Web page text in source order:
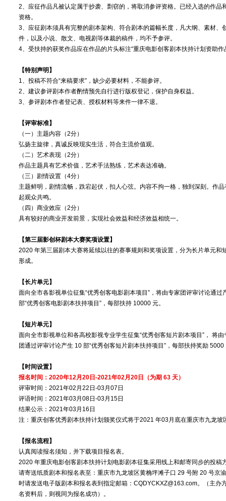
2、应征作品凡被认定属于抄袭、剽窃的，将取消参评资格。已经入选的作品
资格。
3、应征剧本须具有完整的剧本架构、符合剧本的篇幅长度，凡大纲、素材、
件，以及小说、散文、电视剧等体裁的稿件，均不予参评。
4、受扶持的获奖作品应在作品的片头标注“重庆电影创客剧本扶持计划资助作
【特别声明】
1、投稿不符合“来稿要求”，缺少必要材料，不能参评。
2、建议参评剧本作者酌情预先自行进行版权登记，保护自身权益。
3、参评剧本作者登记表、授权材料等来件一律不退。
【评审标准】
（一）主题内容（2分）
弘扬主旋律，真诚反映现实生活，符合主流价值观。
（二）艺术表现（2分）
作品主题具有艺术价值，艺术手法熟练，艺术表达准确。
（三）剧情设置（4分）
主题鲜明，剧情流畅，跌宕起伏，扣人心弦。内容不拘一格，独到深刻。作
起观众共鸣。
（四）商业效应（2分）
具有较好的商业开发前景，实现社会效益和经济效益相统一。
【第三届影创杯剧本大赛奖项设置】
2020 年第三届剧本大赛将延续以往的赛事规则和奖项设置，分为长片单元和
形成。
【长片单元】
面向全市各影视单位征集“优秀创客电影剧本项目”，将由专家团评审讨论通过
部“优秀创客电影剧本扶持项目”，每部扶持 10000 元。
【短片单元】
面向全市影视单位和各高校影视专业学生征集“优秀创客短片剧本项目”， 将由
团通过评审讨论产生 10 部“优秀创客短片剧本扶持项目”，每部扶持奖励 5000
【时间设置】
报名时间：2020年12月20日-2021年02月20日（为期 63 天）
评审时间：2021年02月22日-03月07日
评语时间：2021年03月08日-03月15日
结果公示：2021年03月16日
注：重庆创客优秀剧本扶持计划颁奖仪式将于2021 年03月底在重庆市九龙坡
【报名流程】
认真阅读报名须知，并下载项目报名表。
2020 年重庆电影创客剧本扶持计划电影剧本征集采用线上和邮寄同步的投稿
请寄送纸质剧本和报名表至：重庆市九龙坡区黄桷坪滩子口 29 号附 20 号京
时请发送电子版剧本和报名表到指定邮箱：CQDYCKXZ@163.com。（主办
名资料后，则视同为报名成功）。